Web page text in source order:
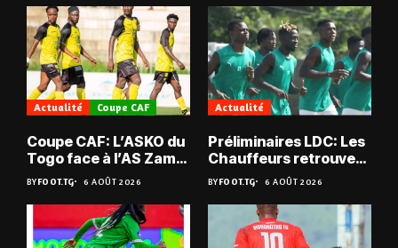
Actualité Coupe CAF
Coupe CAF: L’ASKO du
Togo face à l’AS Zam
du Niger
BYFOOT.TG 6 AOÛT 2026
Actualité
Préliminaires LDC: Les
Chauffeurs retrouvent
les Mimos
BYFOOT.TG 6 AOÛT 2026